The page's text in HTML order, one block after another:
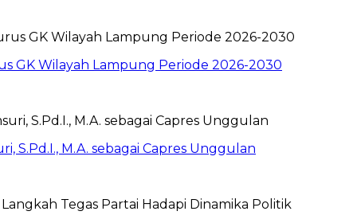
GK Wilayah Lampung Periode 2026-2030
S.Pd.I., M.A. sebagai Capres Unggulan